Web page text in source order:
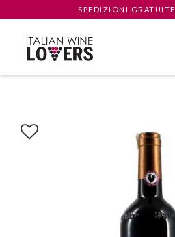
SPEDIZIONI GRATUITE